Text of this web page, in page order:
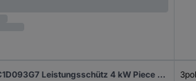
Schneider Electric LC1D093G7 Leistungsschütz 4 kW Piece 1 St.